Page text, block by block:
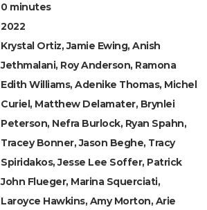
0 minutes
2022
Krystal Ortiz, Jamie Ewing, Anish
Jethmalani, Roy Anderson, Ramona
Edith Williams, Adenike Thomas, Michel
Curiel, Matthew Delamater, Brynlei
Peterson, Nefra Burlock, Ryan Spahn,
Tracey Bonner, Jason Beghe, Tracy
Spiridakos, Jesse Lee Soffer, Patrick
John Flueger, Marina Squerciati,
Laroyce Hawkins, Amy Morton, Arie